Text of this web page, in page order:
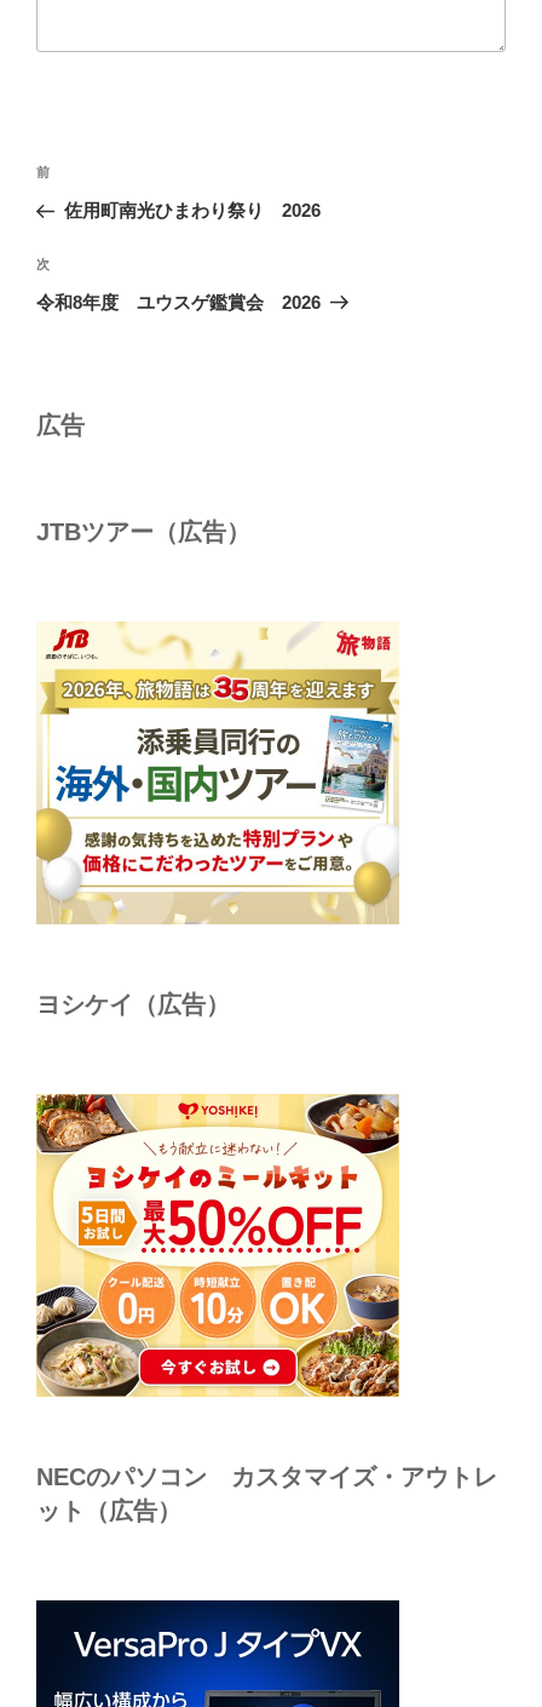
投
ナ
ビ
ゲ
ン
前
の
稿
前
佐用町南光ひまわり祭り 2026
次
の
次
令和8年度 ユウスゲ鑑賞会 2026
広告
JTBツアー（広告）
ヨシケイ（広告）
NECのパソコン カスタマイズ・アウトレ
ット（広告）